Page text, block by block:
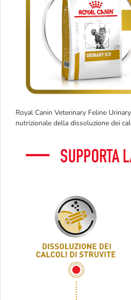
Royal Canin Veterinary Feline
nutrizionale della dissoluzione dei